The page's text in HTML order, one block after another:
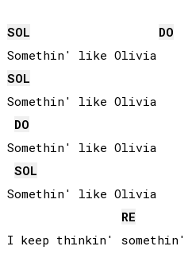
SOL
DO
Somethin' like Olivia
SOL
Somethin' like Olivia
DO
Somethin' like Olivia
SOL
Somethin' like Olivia
RE
I keep thinkin'